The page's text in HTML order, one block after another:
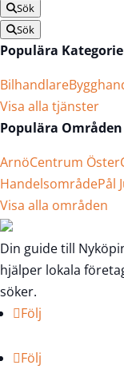
Sök
Sök
Populära
Bilhandlare
Visa alla tjänster
Populära Områden
ArnöCentrum Öster
HandelsområdePål
Visa alla områden
Din guide till
hjälper lokala
söker.
Följ
Följ